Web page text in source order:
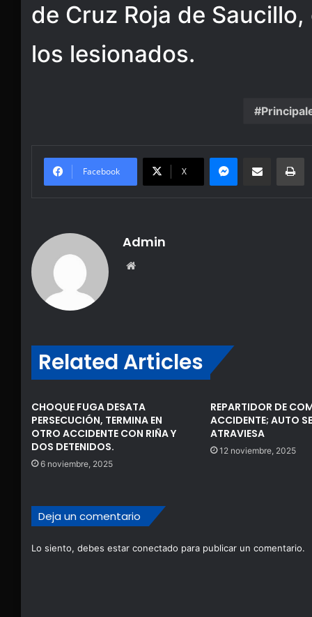
de Cruz Roja de
los lesionados.
Facebook X
Messenger
Share via Email
Admin
Related Articles
CHOQUE FUGA DESATA
PERSECUCIÓN, TERMINA EN
OTRO ACCIDENTE CON RIÑA Y
DOS DETENIDOS.
6 noviembre, 2025
REPARTIDOR DE
ACCIDENTE; AUTO
ATRAVIESA
12 noviembre, 2025
Deja un comentario
Lo siento, debes estar conectado para publicar un comentario.